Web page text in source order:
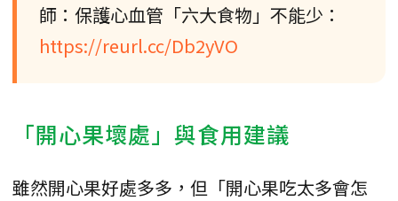
師：保護心血管「六大食物」不能少：
https://reurl.cc/Db2yVO
「開心果壞處」與食用建議
雖然開心果好處多多，但「開心果吃太多會怎